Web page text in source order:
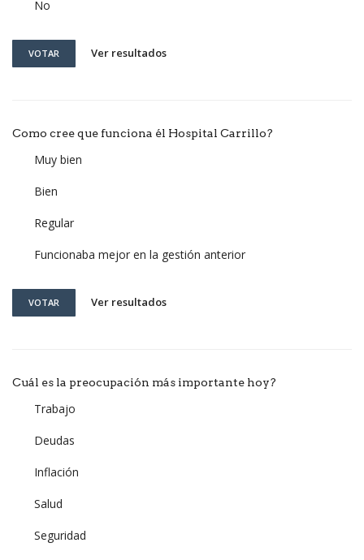
No
VOTAR Ver resultados
Como cree que funciona él Hospital Carrillo?
Muy bien
Bien
Regular
Funcionaba mejor en la gestión anterior
VOTAR Ver resultados
Cuál es la preocupación más importante hoy?
Trabajo
Deudas
Inflación
Salud
Seguridad